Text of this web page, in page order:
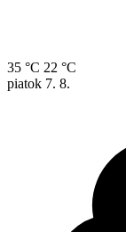
35 °C 22 °C
piatok 7. 8.